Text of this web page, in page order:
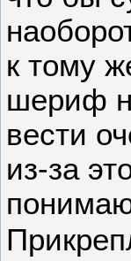
к тому
шериф
вести
из-за